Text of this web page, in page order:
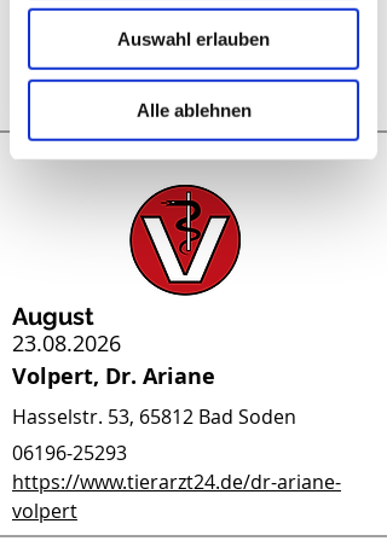
Auswahl erlauben
Alle ablehnen
Rosengasse 14, 65760 Eschborn
06196-43531
http://www.kleintierpraxis-kunz.de/
August
23.08.2026
Hasselstr. 53, 65812 Bad Soden
06196-25293
https://www.tierarzt24.de/dr-ariane-
volpert
Volpert, Dr. Ariane